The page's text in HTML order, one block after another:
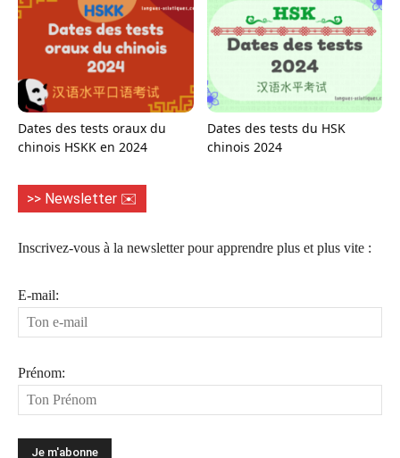
Dates des tests oraux du
chinois HSKK en 2024
Dates des tests du HSK
chinois 2024
>> Newsletter ✉️
Inscrivez-vous à la newsletter pour apprendre plus et plus vite :
E-mail:
Prénom: